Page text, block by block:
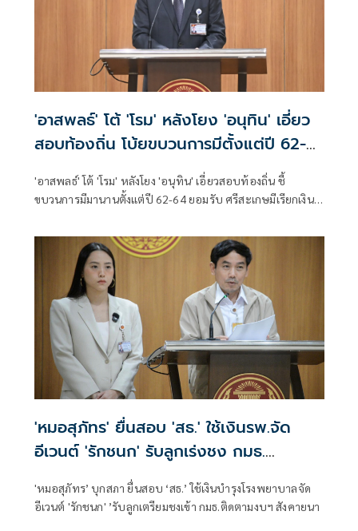
'อาสพลธ์' โต้ 'โรม' หลังโยง 'อนุทิน' เอี่ยว
สอบท้องถิ่น โบ้ยขบวนการมีตั้งแต่ปี 62-
'อาสพลธ์' โต้ 'โรม' หลังโยง 'อนุทิน' เอี่ยวสอบท้องถิ่น ชี้
ขบวนการมีมานานตั้งแต่ปี 62-64 ยอมรับ ศรีสะเกษมีเรียกเงิน
สาวให้ถึงผู้ได้รับผลประโยชน์แท้จริง เผย 'ภท.' เตรียมดันแก้
กฎหมายปิดช่องโหว่เอาผิดสอบทุจริตทุกหน่วยงาน
'หมอสุภัทร' ยื่นสอบ 'สธ.' ใช้เงินรพ.จัด
อีเวนต์ 'รักชนก' รับลูกเร่งชง กมธ.
'หมอสุภัทร’ บุกสภา ยื่นสอบ ‘สธ.’ ใช้เงินบำรุงโรงพยาบาลจัด
อีเวนต์ 'รักชนก' ’รับลูกเตรียมชงเข้า กมธ.ติดตามงบฯ สังคายนา